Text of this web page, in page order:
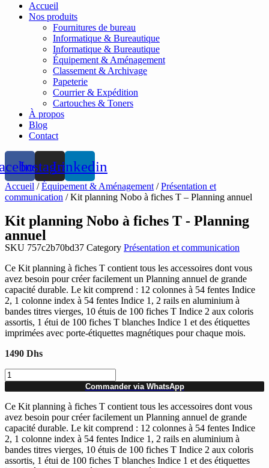
Accueil
Nos produits
Fournitures de bureau
Informatique & Bureautique
Informatique & Bureautique
Équipement & Aménagement
Classement & Archivage
Papeterie
Courrier & Expédition
Cartouches & Toners
À propos
Blog
Contact
InstagramLinkedin
Accueil /Équipement & Aménagement /Présentation et
communication / Kit planning Nobo à fiches T – Planning annuel
Kit planning Nobo à fiches T - Planning
annuel
SKU 757c2b70bd37 Category Présentation et communication
Ce Kit planning à fiches T contient tous les accessoires dont vous
avez besoin pour créer facilement un Planning annuel de grande
capacité durable. Le kit comprend : 12 colonnes à 54 fentes Indice
2, 1 colonne index à 54 fentes Indice 1, 2 rails en aluminium à
bandes titres vierges, 10 étuis de 100 fiches T Indice 2 aux coloris
assortis, 1 étui de 100 fiches T blanches Indice 1 et des étiquettes
imprimées avec porte-étiquettes magnétiques pour chaque mois.
1490 Dhs
quantité
de
Kit
planning
Nobo
à
fiches
T
-
Commander via WhatsApp
Ce Kit planning à fiches T contient tous les accessoires dont vous
avez besoin pour créer facilement un Planning annuel de grande
capacité durable. Le kit comprend : 12 colonnes à 54 fentes Indice
2, 1 colonne index à 54 fentes Indice 1, 2 rails en aluminium à
bandes titres vierges, 10 étuis de 100 fiches T Indice 2 aux coloris
assortis, 1 étui de 100 fiches T blanches Indice 1 et des étiquettes